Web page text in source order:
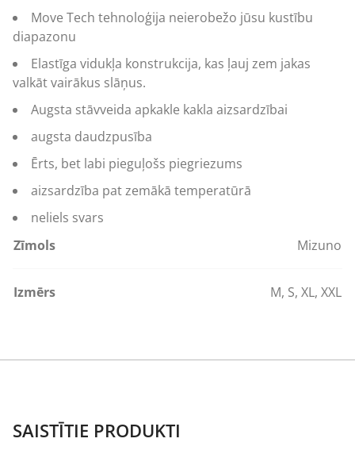
Move Tech tehnoloģija neierobežo jūsu kustību
diapazonu
Elastīga vidukļa konstrukcija, kas ļauj zem jakas
valkāt vairākus slāņus.
Augsta stāvveida apkakle kakla aizsardzībai
augsta daudzpusība
Ērts, bet labi pieguļošs piegriezums
aizsardzība pat zemākā temperatūrā
neliels svars
Zīmols
Mizuno
Izmērs M, S, XL, XXL
SAISTĪTIE PRODUKTI